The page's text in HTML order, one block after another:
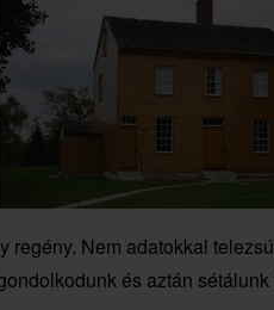
regény. Nem adatokkal
és aztán